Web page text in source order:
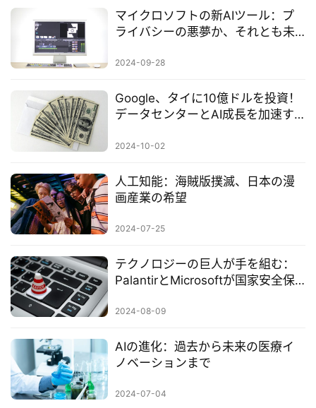
マイクロソフトの新AIツール：プ
ライバシーの悪夢か、それとも未
2024-09-28
Google、タイに10億ドルを投資！
データセンターとAI成長を加速す
2024-10-02
人工知能：海賊版撲滅、日本の漫
画産業の希望
2024-07-25
テクノロジーの巨人が手を組む：
PalantirとMicrosoftが国家安全保
2024-08-09
AIの進化：過去から未来の医療イ
ノベーションまで
2024-07-04